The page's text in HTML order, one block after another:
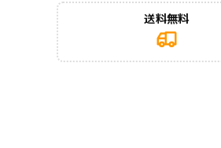
送料無料